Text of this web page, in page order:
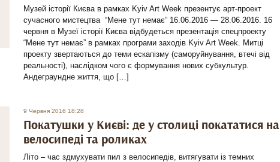
Музей історії Києва в рамках Kyiv Art Week презентує арт-проект
сучасного мистецтва “Мене тут немає” 16.06.2016 — 28.06.2016. 16
червня в Музеї історії Києва відбудеться презентація спецпроекту
“Мене тут немає” в рамках програми заходів Kyiv Art Week. Митці
проекту звертаються до теми ескапізму (саморуйнування, втечі від
реальності), наслідком чого є формування нових субкультур.
Андеграундне життя, що […]
9 Червня 2016 18:28
Покатушки у Києві: де у столиці покататися на
велосипеді та роликах
Літо – час здмухувати пил з велосипедів, витягувати із темних